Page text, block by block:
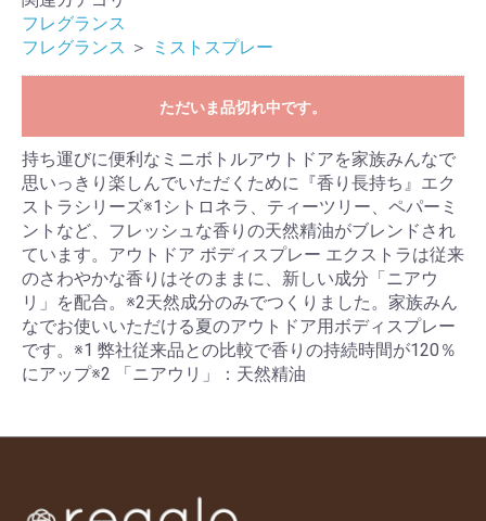
フレグランス
フレグランス ＞ ミストスプレー
ただいま品切れ中です。
持ち運びに便利なミニボトルアウトドアを家族みんなで
思いっきり楽しんでいただくために『香り長持ち』エク
ストラシリーズ※1シトロネラ、ティーツリー、ペパーミ
ントなど、フレッシュな香りの天然精油がブレンドされ
ています。アウトドア ボディスプレー エクストラは従来
のさわやかな香りはそのままに、新しい成分「ニアウ
リ」を配合。※2天然成分のみでつくりました。家族みん
なでお使いいただける夏のアウトドア用ボディスプレー
です。※1 弊社従来品との比較で香りの持続時間が120％
にアップ※2 「ニアウリ」：天然精油